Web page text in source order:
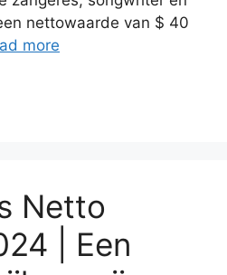
nettowaarde van $ 40
more
Netto
| Een